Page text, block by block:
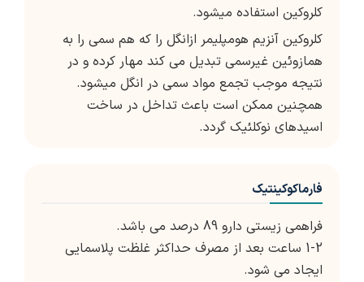
کلروکین استفاده میشود.
کلروکین آنزیم هومپلیمر ازانگل را که هم سمی را به
همازوئین غیرسمی تبدیل می کند مهار کرده و در
نتیجه موجب تجمع مواد سمی در انگل میشود.
همچنین ممکن است باعث تداخل در ساخت
اسیدهای نوکلئیک گردد.
فارماکوکینتیک
فراهمی زیستی دارو 89 درصد می باشد.
1-2 ساعت بعد از مصرف حداکثر غلظت پلاسمایی
ایجاد می شود.